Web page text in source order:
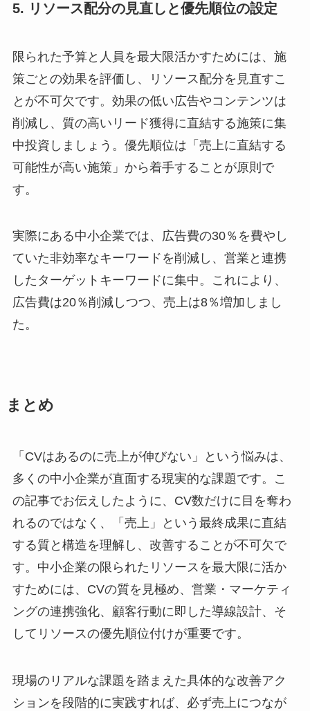
5. リソース配分の見直しと優先順位の設定
限られた予算と人員を最大限活かすためには、施
策ごとの効果を評価し、リソース配分を見直すこ
とが不可欠です。効果の低い広告やコンテンツは
削減し、質の高いリード獲得に直結する施策に集
中投資しましょう。優先順位は「売上に直結する
可能性が高い施策」から着手することが原則で
す。
実際にある中小企業では、広告費の30％を費やし
ていた非効率なキーワードを削減し、営業と連携
したターゲットキーワードに集中。これにより、
広告費は20％削減しつつ、売上は8％増加しまし
た。
まとめ
「CVはあるのに売上が伸びない」という悩みは、
多くの中小企業が直面する現実的な課題です。こ
の記事でお伝えしたように、CV数だけに目を奪わ
れるのではなく、「売上」という最終成果に直結
する質と構造を理解し、改善することが不可欠で
す。中小企業の限られたリソースを最大限に活か
すためには、CVの質を見極め、営業・マーケティ
ングの連携強化、顧客行動に即した導線設計、そ
してリソースの優先順位付けが重要です。
現場のリアルな課題を踏まえた具体的な改善アク
ションを段階的に実践すれば、必ず売上につなが